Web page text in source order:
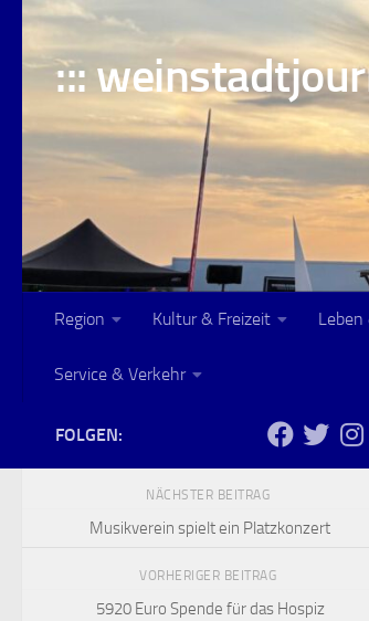
Skip to content
:::
Region Kultur & Freizeit Leben
Service & Verkehr
FOLGEN:
NÄCHSTER BEITRAG
Musikverein spielt ein Platzkonzert
VORHERIGER BEITRAG
5920 Euro Spende für das Hospiz